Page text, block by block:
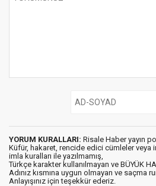
YORUM KURALLARI: Risale Haber yayın
Küfür, hakaret, rencide edici cümleler veya
imla kuralları ile yazılmamış,
Türkçe karakter kullanılmayan ve BÜYÜK
Adınız kısmına uygun olmayan ve saçma
Anlayışınız için teşekkür ederiz.